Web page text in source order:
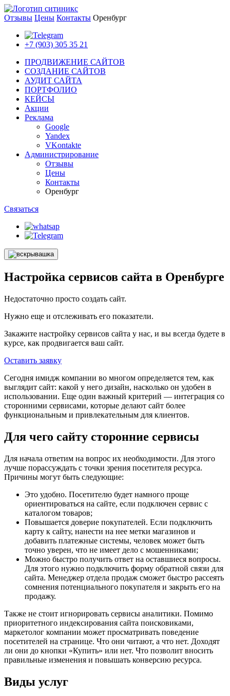
Отзывы Цены Контакты Оренбург
+7 (903) 305 35 21
ПРОДВИЖЕНИЕ САЙТОВ
СОЗДАНИЕ САЙТОВ
АУДИТ САЙТА
ПОРТФОЛИО
КЕЙСЫ
Акции
Реклама
Google
Yandex
VKontakte
Администрирование
Отзывы
Цены
Контакты
Оренбург
Связаться
Настройка сервисов сайта в Оренбурге
Недостаточно просто создать сайт.
Нужно еще и отслеживать его показатели.
Закажите настройку сервисов сайта у нас, и вы всегда будете в
курсе, как продвигается ваш сайт.
Оставить заявку
Сегодня имидж компании во многом определяется тем, как
выглядит сайт: какой у него дизайн, насколько он удобен в
использовании. Еще один важный критерий — интеграция со
сторонними сервисами, которые делают сайт более
функциональным и привлекательным для клиентов.
Для чего сайту сторонние сервисы
Для начала ответим на вопрос их необходимости. Для этого
лучше порассуждать с точки зрения посетителя ресурса.
Причины могут быть следующие:
Это удобно. Посетителю будет намного проще
ориентироваться на сайте, если подключен сервис с
каталогом товаров;
Повышается доверие покупателей. Если подключить
карту к сайту, нанести на нее метки магазинов и
добавить платежные системы, человек может быть
точно уверен, что не имеет дело с мошенниками;
Можно быстро получить ответ на оставшиеся вопросы.
Для этого нужно подключить форму обратной связи для
сайта. Менеджер отдела продаж сможет быстро рассеять
сомнения потенциального покупателя и закрыть его на
продажу.
Также не стоит игнорировать сервисы аналитики. Помимо
приоритетного индексирования сайта поисковиками,
маркетолог компании может просматривать поведение
посетителей на странице. Что они читают, а что нет. Доходят
ли они до кнопки «Купить» или нет. Что позволит вносить
правильные изменения и повышать конверсию ресурса.
Виды услуг